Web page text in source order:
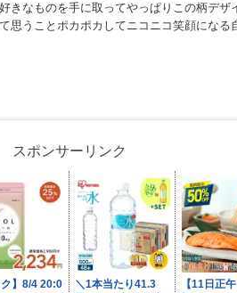
きなものを手に取ってやっぱりこの柄デザ
思うことポカポカしてニコニコ笑顔になる
スポンサーリンク